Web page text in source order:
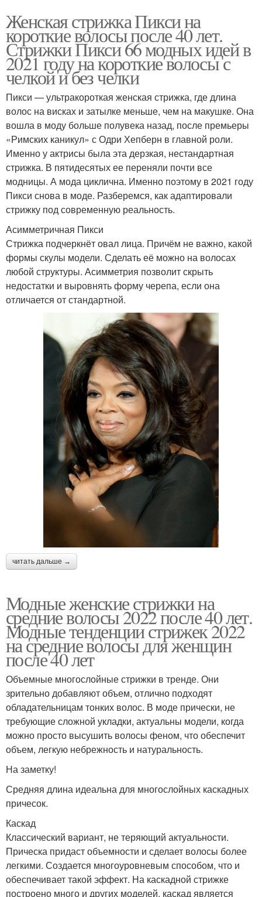
Женская стрижка Пикси на
короткие волосы после 40 лет.
Стрижки Пикси 66 модных идей в
2021 году на короткие волосы с
челкой и без челки
Пикси — ультракороткая женская стрижка, где длина
волос на висках и затылке меньше, чем на макушке. Она
вошла в моду больше полувека назад, после премьеры
«Римских каникул» с Одри Хепберн в главной роли.
Именно у актрисы была эта дерзкая, нестандартная
стрижка. В пятидесятых ее переняли почти все
модницы. А мода циклична. Именно поэтому в 2021 году
Пикси снова в моде. Разберемся, как адаптировали
стрижку под современную реальность.
Асимметричная Пикси
Стрижка подчеркнёт овал лица. Причём не важно, какой
формы скулы модели. Сделать её можно на волосах
любой структуры. Асимметрия позволит скрыть
недостатки и выровнять форму черепа, если она
отличается от стандартной.
читать дальше →
Модные женские стрижки на
средние волосы 2022 после 40 лет.
Модные тенденции стрижек 2022
на средние волосы для женщин
после 40 лет
Объемные многослойные стрижки в тренде. Они
зрительно добавляют объем, отлично подходят
обладательницам тонких волос. В моде прически, не
требующие сложной укладки, актуальны модели, когда
можно просто высушить волосы феном, что обеспечит
объем, легкую небрежность и натуральность.
На заметку!
Средняя длина идеальна для многослойных каскадных
причесок.
Каскад
Классический вариант, не теряющий актуальности.
Прическа придаст объемности и сделает волосы более
легкими. Создается многоуровневым способом, что и
обеспечивает такой эффект. На каскадной стрижке
построено много и других моделей, каскад является